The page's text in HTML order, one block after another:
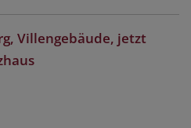
Villengebäude, jetzt